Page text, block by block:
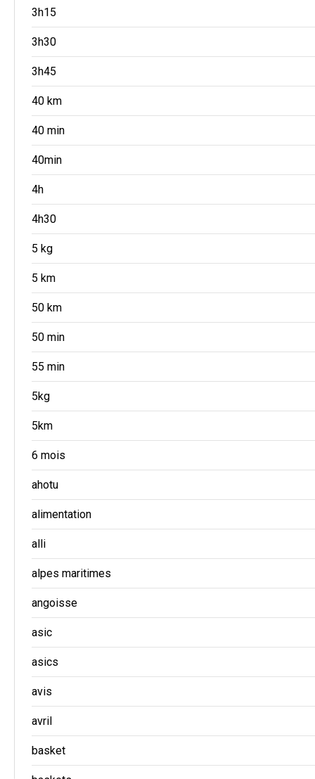
3h15
3h30
3h45
40 km
40 min
40min
4h
4h30
5 kg
5 km
50 km
50 min
55 min
5kg
5km
6 mois
ahotu
alimentation
alli
alpes maritimes
angoisse
asic
asics
avis
avril
basket